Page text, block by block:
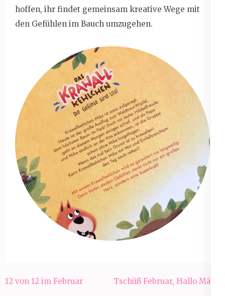
hoffen, ihr findet gemeinsam kreative Wege mit
den Gefühlen im Bauch umzugehen.
Beitragsnavigation
12 von 12 im Februar Tschüß Februar, Hallo März!